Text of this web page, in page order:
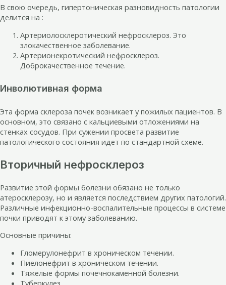
В свою очередь, гипертоническая разновидность патологии
делится на :
Артериолосклеротический нефросклероз. Это
злокачественное заболевание.
Артерионекротический нефросклероз.
Доброкачественное течение.
Инволютивная форма
Эта форма склероза почек возникает у пожилых пациентов. В
основном, это связано с кальциевыми отложениями на
стенках сосудов. При сужении просвета развитие
патологического состояния идет по стандартной схеме.
Вторичный нефросклероз
Развитие этой формы болезни обязано не только
атеросклерозу, но и является последствием других патологий.
Различные инфекционно-воспалительные процессы в системе
почки приводят к этому заболеванию.
Основные причины:
Гломерулонефрит в хроническом течении.
Пиелонефрит в хроническом течении.
Тяжелые формы почечнокаменной болезни.
Туберкулез.